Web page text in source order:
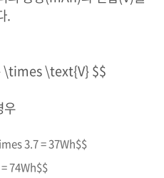
.
\text{V} $$
우
3.7 = 37Wh$$
74Wh$$